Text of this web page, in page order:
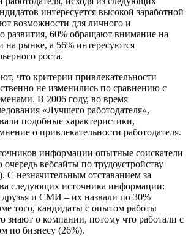
интересуется высокой заработной
возможности для личного и
развития, 60% обращают внимание на
рынке, а 56% интересуются
роста.
что критерии привлекательности
не изменились по сравнению с
В 2006 году, во время
«Лучшего работодателя»,
подобные характеристики,
о привлекательности работодателя.
информации опытные соискатели
вебсайты по трудоустройству
незначительным отставанием за
следующих источника информации:
и СМИ – их назвали по 30%
того, кандидаты с опытом работы
знают о компании, потому что работали с
по бизнесу (26%).